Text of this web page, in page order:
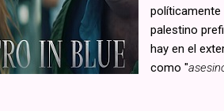
palestino
hay en el
como "